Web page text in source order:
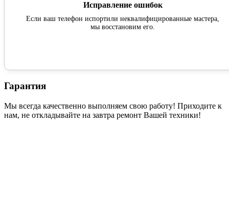
Исправление ошибок
Если ваш телефон испортили неквалифицированные мастера,
мы восстановим его.
Гарантия
Мы всегда качественно выполняем свою работу! Приходите к
нам, не откладывайте на завтра ремонт Вашей техники!